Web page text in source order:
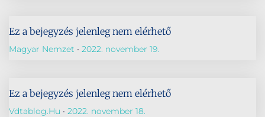
Ez a bejegyzés jelenleg nem elérhető
Magyar Nemzet 2022. november 19.
Ez a bejegyzés jelenleg nem elérhető
Vdtablog.hu 2022. november 18.